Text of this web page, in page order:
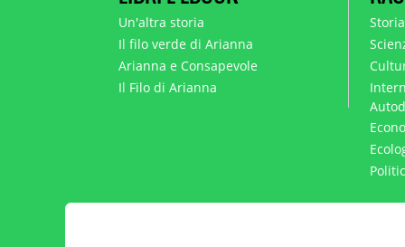
Un'altra storia
Il filo verde di Arianna
Arianna e Consapevole
Il Filo di Arianna